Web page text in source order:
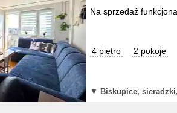
Na sprzedaż
4 piętro 2 pokoje
▼ Biskupice,